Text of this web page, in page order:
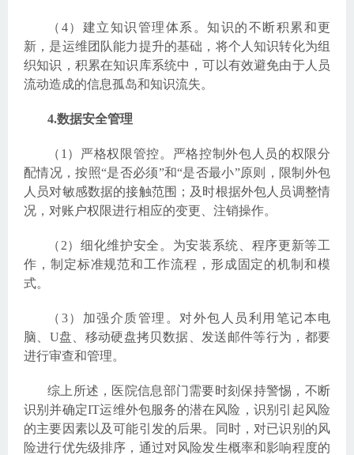
（4）建立知识管理体系。知识的不断积累和更
新，是运维团队能力提升的基础，将个人知识转化为组
织知识，积累在知识库系统中，可以有效避免由于人员
流动造成的信息孤岛和知识流失。
4.数据安全管理
（1）严格权限管控。严格控制外包人员的权限分
配情况，按照“是否必须”和“是否最小”原则，限制外包
人员对敏感数据的接触范围；及时根据外包人员调整情
况，对账户权限进行相应的变更、注销操作。
（2）细化维护安全。为安装系统、程序更新等工
作，制定标准规范和工作流程，形成固定的机制和模
式。
（3）加强介质管理。对外包人员利用笔记本电
脑、U盘、移动硬盘拷贝数据、发送邮件等行为，都要
进行审查和管理。
综上所述，医院信息部门需要时刻保持警惕，不断
识别并确定IT运维外包服务的潜在风险，识别引起风险
的主要因素以及可能引发的后果。同时，对已识别的风
险进行优先级排序，通过对风险发生概率和影响程度的